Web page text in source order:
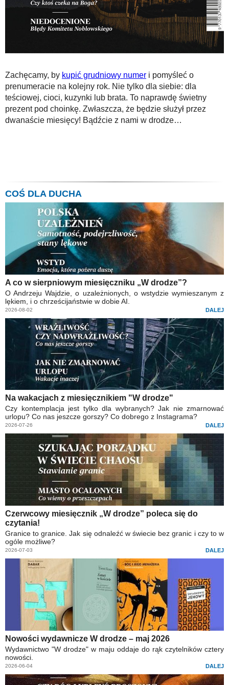
Zachęcamy, by kupić grudniowy numer i pomyśleć o
prenumeracie na kolejny rok. Nie tylko dla siebie: dla
teściowej, cioci, kuzynki lub brata. To naprawdę świetny
prezent pod choinkę. Zwłaszcza, że będzie służył przez
dwanaście miesięcy! Bądźcie z nami w drodze…
COŚ DLA DUCHA
A co w sierpniowym miesięczniku „W drodze”?
O Andrzeju Wajdzie, o uzależnionych, o wstydzie wymieszanym z
lękiem, i o chrześcijaństwie w dobie AI.
2026-08-02 DALEJ
Na wakacjach z miesięcznikiem "W drodze"
Czy kontemplacja jest tylko dla wybranych? Jak nie zmarnować
urlopu? Co nas jeszcze gorszy? Co dobrego z Instagrama?
2026-07-26 DALEJ
Czerwcowy miesięcznik „W drodze” poleca się do
czytania!
Granice to granice. Jak się odnaleźć w świecie bez granic i czy to w
ogóle możliwe?
2026-07-03 DALEJ
Nowości wydawnicze W drodze – maj 2026
Wydawnictwo "W drodze" w maju oddaje do rąk czytelników cztery
nowości.
2026-06-04 DALEJ